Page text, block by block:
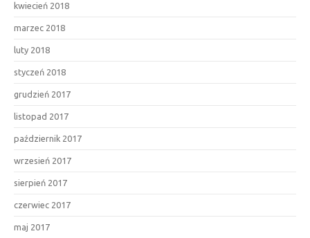
kwiecień 2018
marzec 2018
luty 2018
styczeń 2018
grudzień 2017
listopad 2017
październik 2017
wrzesień 2017
sierpień 2017
czerwiec 2017
maj 2017